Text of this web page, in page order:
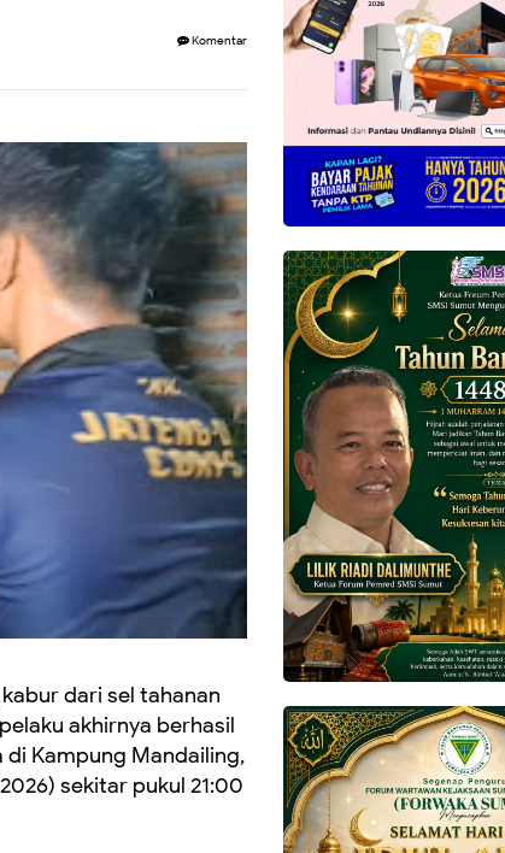
Komentar
dari sel tahanan
akhirnya berhasil
Kampung Mandailing,
sekitar pukul 21:00